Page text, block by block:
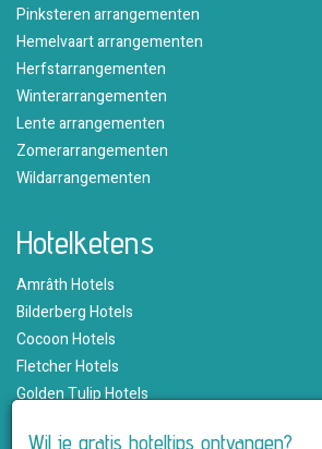
Pinksteren arrangementen
Hemelvaart arrangementen
Herfstarrangementen
Winterarrangementen
Lente arrangementen
Zomerarrangementen
Wildarrangementen
Hotelketens
Amrâth Hotels
Bilderberg Hotels
Cocoon Hotels
Fletcher Hotels
Golden Tulip Hotels
Wil je gratis hoteltips ontvangen?